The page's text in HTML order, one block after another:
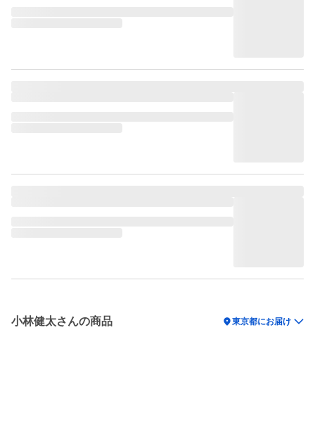
小林健太さんの商品 location_on東京都にお届け